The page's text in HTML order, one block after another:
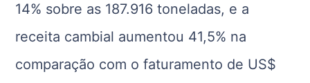
14% sobre as 187.916 toneladas, e a
receita cambial aumentou 41,5% na
comparação com o faturamento de US$